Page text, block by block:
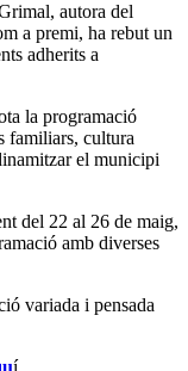
autora del
a premi, ha rebut un
adherits a
la programació
familiars, cultura
el municipi
del 22 al 26 de maig,
amb diverses
variada i pensada